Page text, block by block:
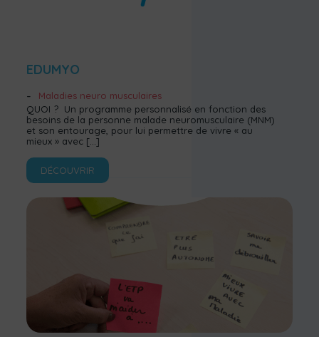
EDUMYO
Maladies neuro musculaires
QUOI ? Un programme personnalisé en fonction des
besoins de la personne malade neuromusculaire (MNM)
et son entourage, pour lui permettre de vivre « au
mieux » avec […]
DÉCOUVRIR